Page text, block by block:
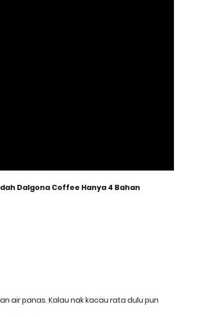
Dalgona Coffee Hanya 4 Bahan
air panas. Kalau nak kacau rata dulu pun